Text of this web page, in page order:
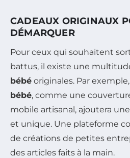
CADEAUX ORIGINAUX
DÉMARQUER
Pour ceux qui souhaitent
battus, il existe une
bébé originales. Par
bébé, comme une
mobile artisanal, ajoutera
et unique. Une plateforme
de créations de petites
des articles faits à la main.